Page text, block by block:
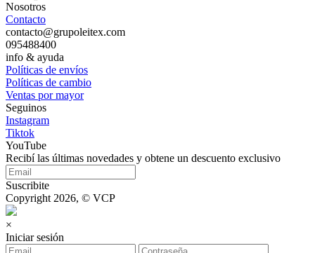
Nosotros
Contacto
contacto@grupoleitex.com
095488400
info & ayuda
Políticas de envíos
Políticas de cambio
Ventas por mayor
Seguinos
Instagram
Tiktok
YouTube
Recibí las últimas novedades y obtene un descuento exclusivo
Suscribite
Copyright 2026, © VCP
×
Iniciar sesión